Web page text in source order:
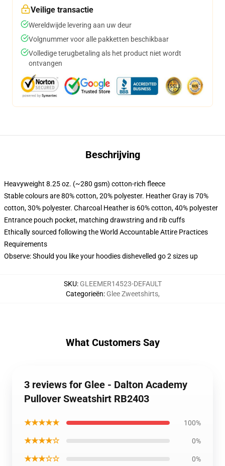
Veilige transactie
Wereldwijde levering aan uw deur
Volgnummer voor alle pakketten beschikbaar
Volledige terugbetaling als het product niet wordt
ontvangen
Beschrijving
Heavyweight 8.25 oz. (~280 gsm) cotton-rich fleece
Stable colours are 80% cotton, 20% polyester. Heather Gray is 70%
cotton, 30% polyester. Charcoal Heather is 60% cotton, 40% polyester
Entrance pouch pocket, matching drawstring and rib cuffs
Ethically sourced following the World Accountable Attire Practices
Requirements
Observe: Should you like your hoodies dishevelled go 2 sizes up
SKU: GLEEMER14523-DEFAULT
Categorieën: Glee Zweetshirts,
What Customers Say
3 reviews for Glee - Dalton Academy
Pullover Sweatshirt RB2403
★★★★★ 100%
★★★★☆ 0%
★★★☆☆ 0%